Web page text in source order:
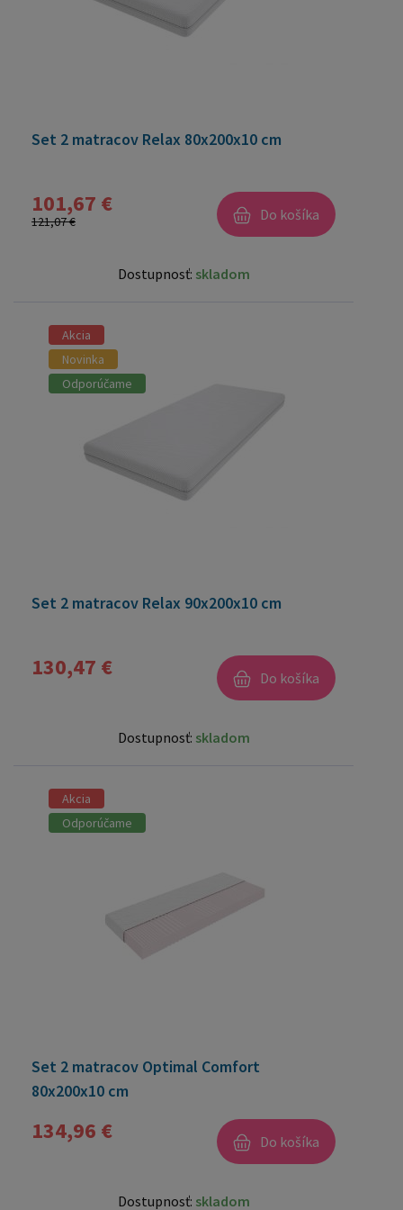
Set 2 matracov Relax 80x200x10 cm
101,67 €
121,07 € Do košíka
Dostupnosť: skladom
Akcia
Novinka
Odporúčame
Set 2 matracov Relax 90x200x10 cm
130,47 € Do košíka
Dostupnosť: skladom
Akcia
Odporúčame
Set 2 matracov Optimal Comfort
80x200x10 cm
134,96 € Do košíka
Dostupnosť: skladom